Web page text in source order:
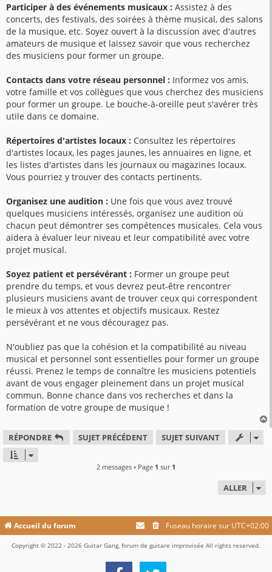
Participer à des événements musicaux : Assistez à des
concerts, des festivals, des soirées à thème musical, des salons
de la musique, etc. Soyez ouvert à la discussion avec d'autres
amateurs de musique et laissez savoir que vous recherchez
des musiciens pour former un groupe.
Contacts dans votre réseau personnel : Informez vos amis,
votre famille et vos collègues que vous cherchez des musiciens
pour former un groupe. Le bouche-à-oreille peut s'avérer très
utile dans ce domaine.
Répertoires d'artistes locaux : Consultez les répertoires
d'artistes locaux, les pages jaunes, les annuaires en ligne, et
les listes d'artistes dans les journaux ou magazines locaux.
Vous pourriez y trouver des contacts pertinents.
Organisez une audition : Une fois que vous avez trouvé
quelques musiciens intéressés, organisez une audition où
chacun peut démontrer ses compétences musicales. Cela vous
aidera à évaluer leur niveau et leur compatibilité avec votre
projet musical.
Soyez patient et persévérant : Former un groupe peut
prendre du temps, et vous devrez peut-être rencontrer
plusieurs musiciens avant de trouver ceux qui correspondent
le mieux à vos attentes et objectifs musicaux. Restez
persévérant et ne vous découragez pas.
N'oubliez pas que la cohésion et la compatibilité au niveau
musical et personnel sont essentielles pour former un groupe
réussi. Prenez le temps de connaître les musiciens potentiels
avant de vous engager pleinement dans un projet musical
commun. Bonne chance dans vos recherches et dans la
formation de votre groupe de musique !
RÉPONDRE SUJET PRÉCÉDENT SUJET SUIVANT
2 messages • Page 1 sur 1
ALLER
Accueil du forum Fuseau horaire sur UTC+02:00
Copyright © 2022 - 2026 Guitar Gang, forum de guitare improvisée All rights reserved.